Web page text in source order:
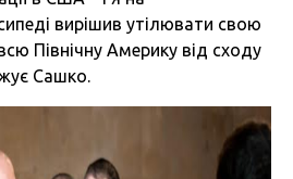
вирішив утілювати свою
Північну Америку від сходу
Сашко.